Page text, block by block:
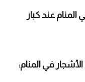
عند كبار
في المنام: